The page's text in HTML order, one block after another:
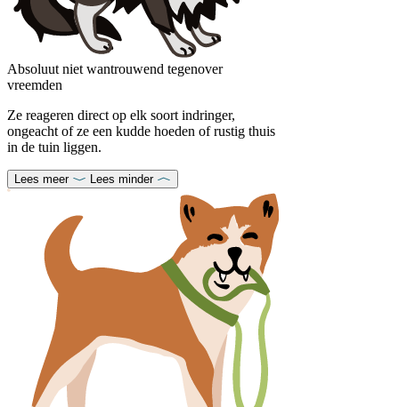
Absoluut niet wantrouwend tegenover
vreemden
Ze reageren direct op elk soort indringer,
ongeacht of ze een kudde hoeden of rustig thuis
in de tuin liggen.
Lees meer Lees minder